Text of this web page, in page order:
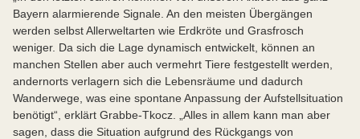
Bayern alarmierende Signale. An den meisten Übergängen
werden selbst Allerweltarten wie Erdkröte und Grasfrosch
weniger. Da sich die Lage dynamisch entwickelt, können an
manchen Stellen aber auch vermehrt Tiere festgestellt werden,
andernorts verlagern sich die Lebensräume und dadurch
Wanderwege, was eine spontane Anpassung der Aufstellsituation
benötigt“, erklärt Grabbe-Tkocz. „Alles in allem kann man aber
sagen, dass die Situation aufgrund des Rückgangs von